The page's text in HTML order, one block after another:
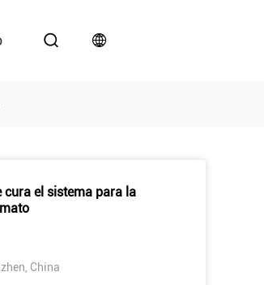
cura el sistema para la
China